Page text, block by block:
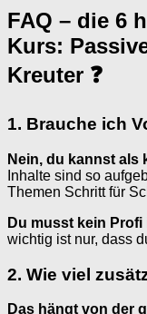
FAQ – die 6
Kurs:
Kreuter ❓
1. Brauche ich
Nein, du kannst als
Inhalte sind so
Themen Schritt für
Du musst kein
wichtig ist nur, dass
2. Wie viel
Das hängt von der